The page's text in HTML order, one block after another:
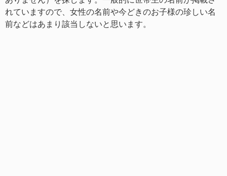
れていますので、女性の名前や今どきのお子様の珍しい名
前などはあまり該当しないと思います。